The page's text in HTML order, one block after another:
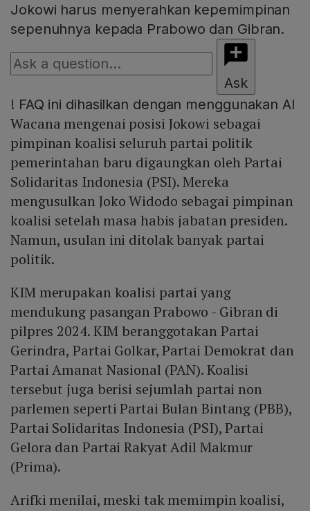
Jokowi harus menyerahkan kepemimpinan
sepenuhnya kepada Prabowo dan Gibran.
Ask
! FAQ ini dihasilkan dengan menggunakan AI
Wacana mengenai posisi Jokowi sebagai
pimpinan koalisi seluruh partai politik
pemerintahan baru digaungkan oleh Partai
Solidaritas Indonesia (PSI). Mereka
mengusulkan Joko Widodo sebagai pimpinan
koalisi setelah masa habis jabatan presiden.
Namun, usulan ini ditolak banyak partai
politik.
KIM merupakan koalisi partai yang
mendukung pasangan Prabowo - Gibran di
pilpres 2024. KIM beranggotakan Partai
Gerindra, Partai Golkar, Partai Demokrat dan
Partai Amanat Nasional (PAN). Koalisi
tersebut juga berisi sejumlah partai non
parlemen seperti Partai Bulan Bintang (PBB),
Partai Solidaritas Indonesia (PSI), Partai
Gelora dan Partai Rakyat Adil Makmur
(Prima).
Arifki menilai, meski tak memimpin koalisi,